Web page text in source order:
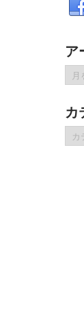
ア
ア
ー
イ
ブ
カ
テ